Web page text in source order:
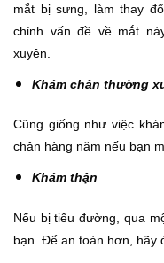
mắt bị sưng, làm thay
chỉnh vấn đề về mắt
xuyên.
Khám chân thường
Cũng giống như việc
chân hàng năm nếu bạn
Khám thận
Nếu bị tiểu đường, qua
bạn. Để an toàn hơn, hãy